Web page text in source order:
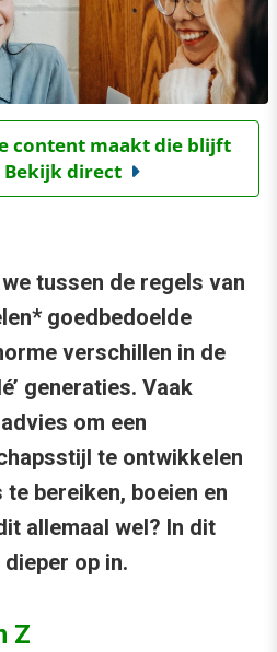
content maakt die blijft
direct
tussen de regels van
goedbedoelde
verschillen in de
generaties. Vaak
om een
te ontwikkelen
bereiken, boeien en
allemaal wel? In dit
op in.
Z